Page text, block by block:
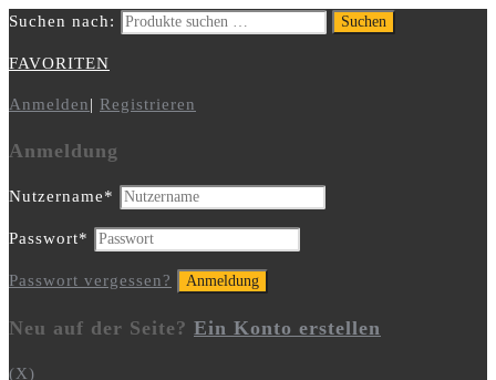
Suchen nach: Suchen
FAVORITEN
Anmelden| Registrieren
Anmeldung
Nutzername*
Passwort*
Passwort vergessen?
Neu auf der Seite? Ein Konto erstellen
(X)